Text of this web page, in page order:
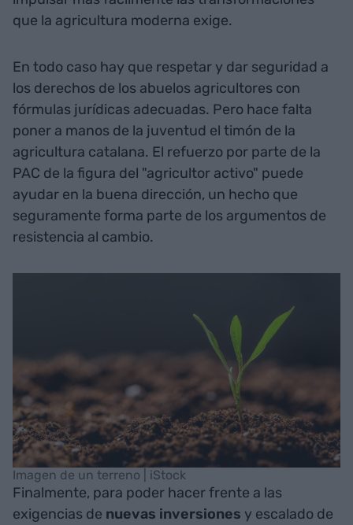
que la agricultura moderna exige.
En todo caso hay que respetar y dar seguridad a
los derechos de los abuelos agricultores con
fórmulas jurídicas adecuadas. Pero hace falta
poner a manos de la juventud el timón de la
agricultura catalana. El refuerzo por parte de la
PAC de la figura del "agricultor activo" puede
ayudar en la buena dirección, un hecho que
seguramente forma parte de los argumentos de
resistencia al cambio.
Imagen de un terreno | iStock
Finalmente, para poder hacer frente a las
exigencias de nuevas inversiones y escalado de